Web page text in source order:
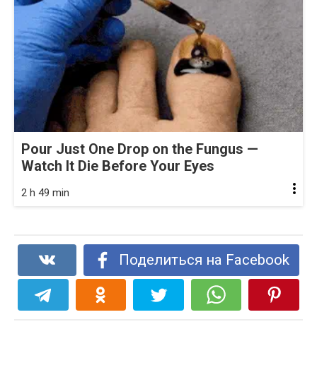
Pour Just One Drop on the Fungus —
Watch It Die Before Your Eyes
2 h 49 min
Поделиться на Facebook